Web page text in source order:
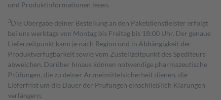
und Produktinformationen lesen.
3Die Übergabe deiner Bestellung an den Paketdienstleister erfolgt
bei uns werktags von Montag bis Freitag bis 18:00 Uhr. Der genaue
Lieferzeitpunkt kann je nach Region und in Abhängigkeit der
Produktverfügbarkeit sowie vom Zustellzeitpunkt des Spediteurs
abweichen. Darüber hinaus können notwendige pharmazeutische
Prüfungen, die zu deiner Arzneimittelsicherheit dienen, die
Lieferfrist um die Dauer der Prüfungen einschließlich Klärungen
verlängern.